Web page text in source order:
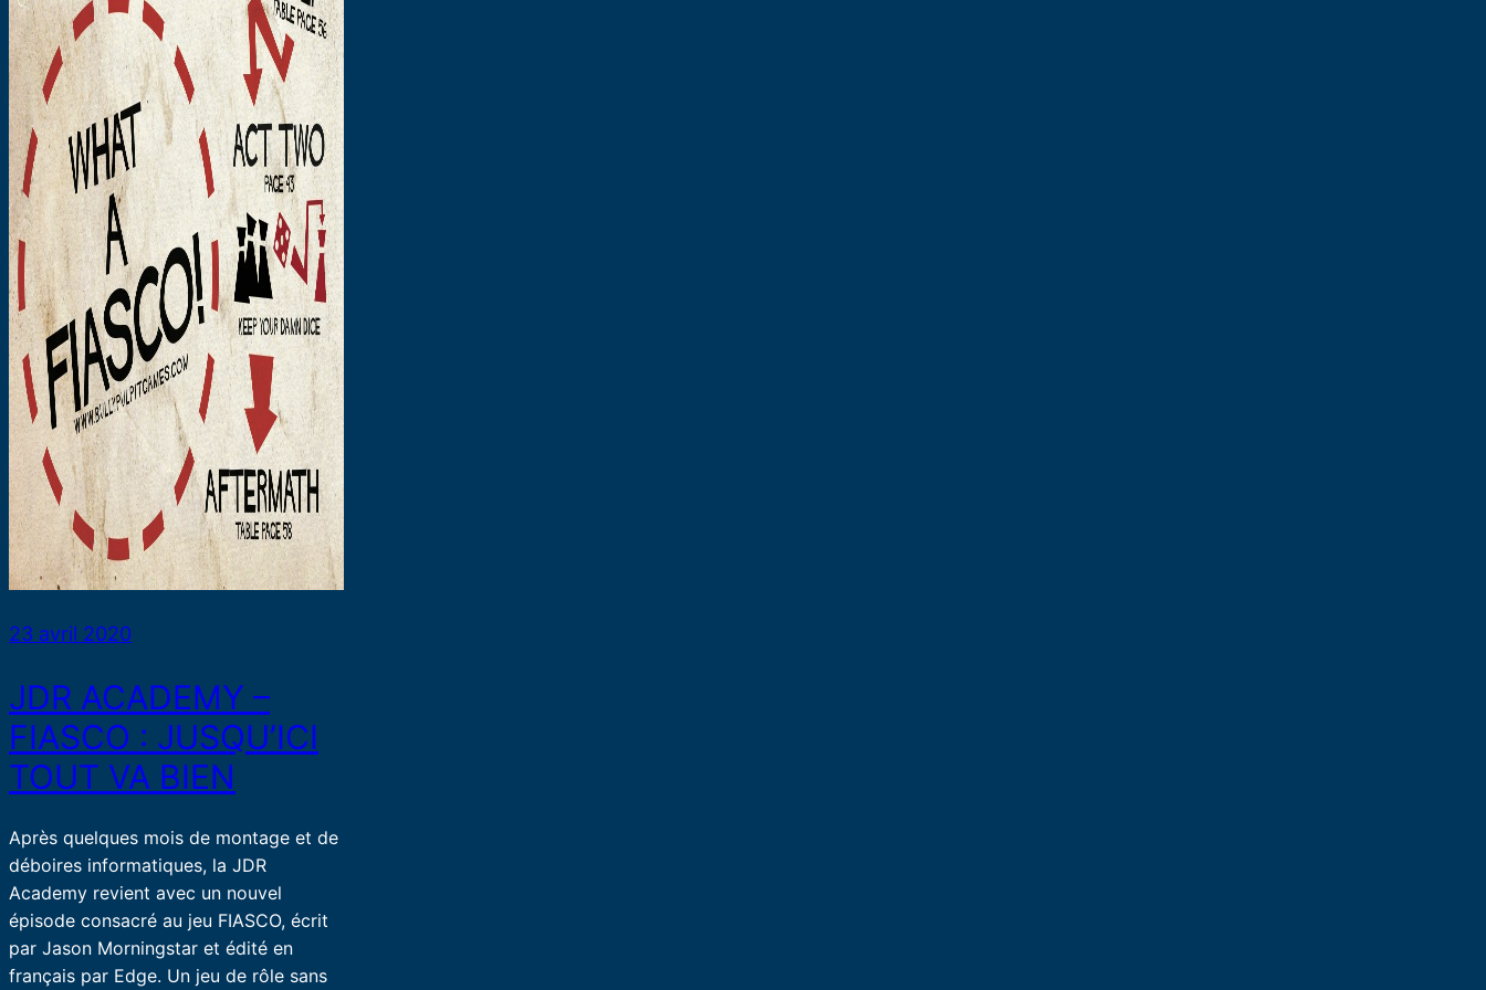
23 avril 2020
JDR ACADEMY –
FIASCO : JUSQU’ICI
TOUT VA BIEN
Après quelques mois de montage et de
déboires informatiques, la JDR
Academy revient avec un nouvel
épisode consacré au jeu FIASCO, écrit
par Jason Morningstar et édité en
français par Edge. Un jeu de rôle sans